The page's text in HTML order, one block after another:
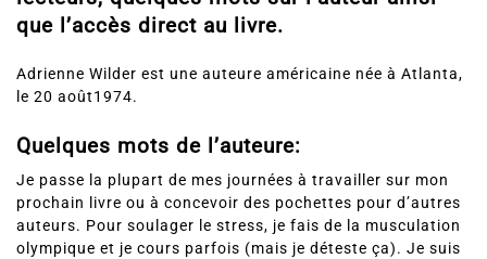
que l’accès direct au livre.
Adrienne Wilder est une auteure américaine née à Atlanta,
le 20 août1974.
Quelques mots de l’auteure:
Je passe la plupart de mes journées à travailler sur mon
prochain livre ou à concevoir des pochettes pour d’autres
auteurs. Pour soulager le stress, je fais de la musculation
olympique et je cours parfois (mais je déteste ça). Je suis